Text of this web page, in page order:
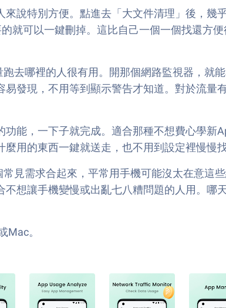
說特別方便。點進去「大文件清理」後，幾
就可以一鍵刪掉。這比自己一個一個找還方
去哪裡的人很有用。開那個網路監視器，就
發現，不用等到顯示警告才知道。對於流量
能，一下子就完成。適合那種不想費心學新
用的東西一鍵就送走，也不用到設定裡慢慢找
見需求合起來，平常用手機可能沒太在意這
想讓手機變慢或出亂七八糟問題的人用。哪
Mac。